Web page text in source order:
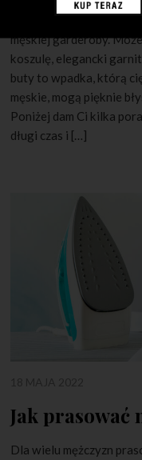
Czyste i schludnie buty
męskiej garderoby.
koszulę, elegancki
buty to wpadka, którą
męskie, mogą pięknie
Poniżej dam Ci kilka
długi czas i […]
Jak prasować
Dla wielu mężczyzn